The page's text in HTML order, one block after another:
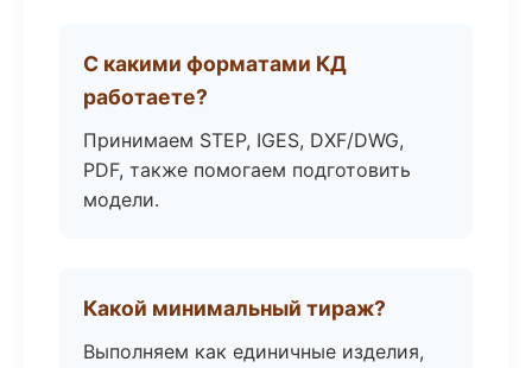
С какими форматами КД
работаете?
Принимаем STEP, IGES, DXF/DWG,
PDF, также помогаем подготовить
модели.
Какой минимальный тираж?
Выполняем как единичные изделия,